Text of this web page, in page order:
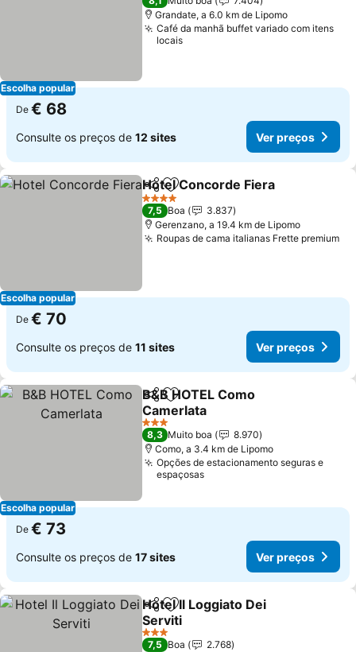
Escolha popular
Grandate, a 6.0 km de Lipomo
Café da manhã buffet variado com itens
locais
De € 68
Consulte os preços de 12 sites Ver preços
Escolha popular
PartilharAdicionar aos favoritos
Hotel Concorde Fiera
4 Estrelas
7,5 Boa
3.837
Gerenzano, a 19.4 km de Lipomo
Roupas de cama italianas Frette premium
De € 70
Consulte os preços de 11 sites Ver preços
Escolha popular
PartilharAdicionar aos favoritos
B&B HOTEL Como
Camerlata
Ver preços
3 Estrelas
8,3 Muito boa
8.970
Como, a 3.4 km de Lipomo
Opções de estacionamento seguras e
espaçosas
De € 73
Consulte os preços de 17 sites Ver preços
PartilharAdicionar aos favoritos
Hotel Il Loggiato Dei
Serviti
Ver preços
3 Estrelas
7,5 Boa
2.768